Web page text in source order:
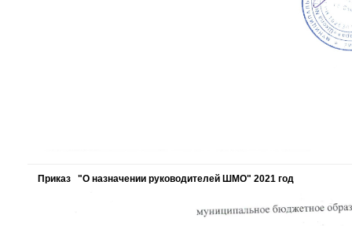
Приказ "О назначении руководителей ШМО" 2021 год